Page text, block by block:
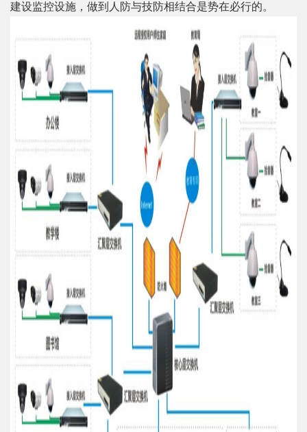
建设监控设施，做到人防与技防相结合是势在必行的。
视频监控
解决方案
视频监控系统整体监控体系分为两级，学校的分控中心负责
教学楼区、教室、实验室、操场等视频图像资源接入，通过
CERNET网络或租用运营商专线实现图像上传上级教委监控
中心。
院校分控节点
各校园分控中心设置硬盘录像机、流媒体转发服务器、监控
客户端，流媒体转发服务器承担区域内的所有数字流媒体转
发服务，同时具有网络应用管理功能、网络点播服务功能。
整体存储系统采用分布式存储方式，前端校园内通过硬盘录